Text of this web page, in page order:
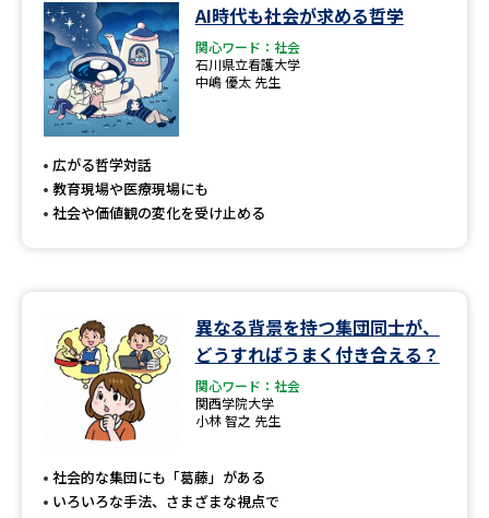
AI時代も社会が求める哲学
関心ワード：社会
石川県立看護大学
中嶋 優太 先生
広がる哲学対話
教育現場や医療現場にも
社会や価値観の変化を受け止める
異なる背景を持つ集団同士が、
どうすればうまく付き合える？
関心ワード：社会
関西学院大学
小林 智之 先生
社会的な集団にも「葛藤」がある
いろいろな手法、さまざまな視点で